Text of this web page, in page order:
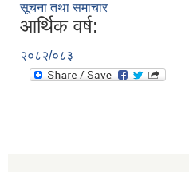
सूचना तथा समाचार
आर्थिक वर्ष:
२०८२/०८३